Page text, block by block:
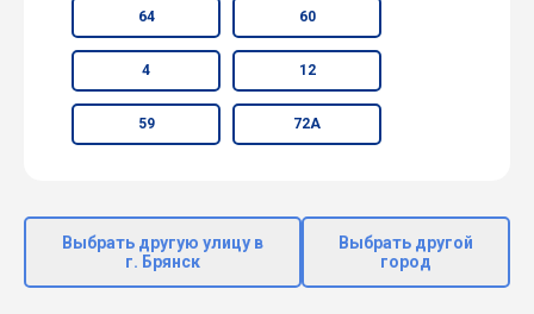
64 60
4 12
59 72А
Выбрать другую улицу в
г. Брянск
Выбрать другой
город